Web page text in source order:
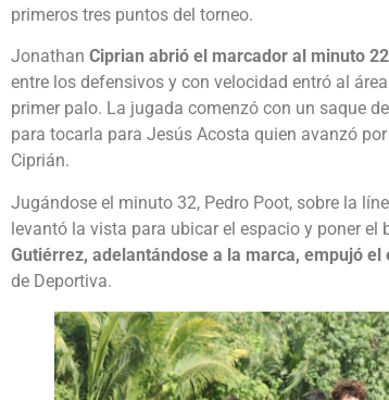
primeros tres puntos del torneo.
Jonathan Ciprian abrió el marcador al minuto 22
entre los defensivos y con velocidad entró al
primer palo. La jugada comenzó con un saque
para tocarla para Jesús Acosta quien avanzó
Ciprián.
Jugándose el minuto 32, Pedro Poot, sobre la
levantó la vista para ubicar el espacio y poner el
Gutiérrez, adelantándose a la marca, empujó
de Deportiva.